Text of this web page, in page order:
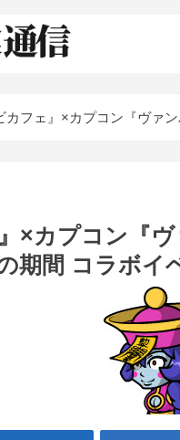
カフェ』×カプコン『ヴァ
×カプコン『
期間 コラボイ